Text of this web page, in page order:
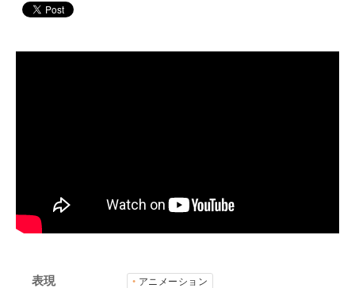
サービス
制作実績
会社概要
表現 アニメーション